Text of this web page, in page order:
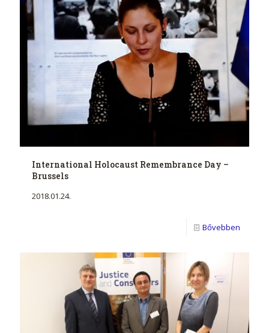
International Holocaust Remembrance Day –
Brussels
2018.01.24.
Bővebben